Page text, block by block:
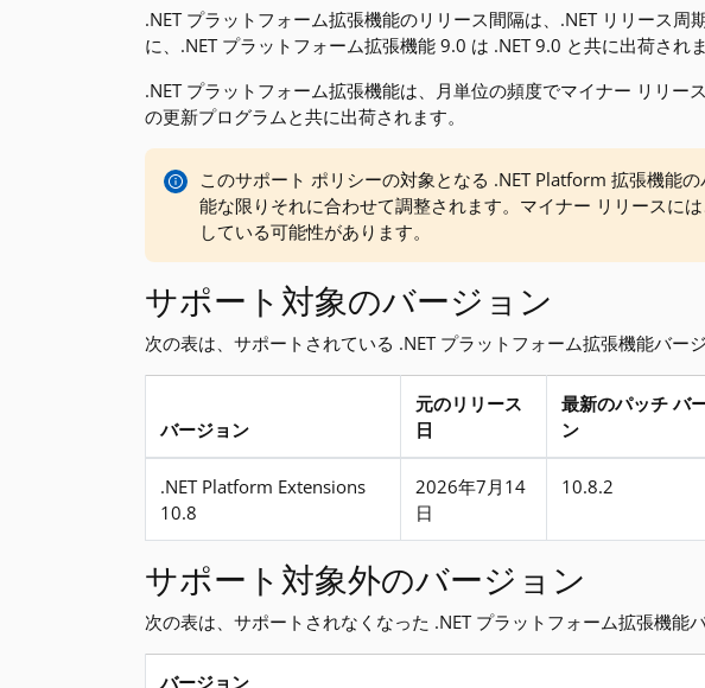
.NET プラットフォーム拡張機能のリリース間隔は、.NET リリース
に、.NET プラットフォーム拡張機能 9.0 は .NET 9.0 と共に出荷されま
.NET プラットフォーム拡張機能は、月単位の頻度でマイナー リリ
の更新プログラムと共に出荷されます。
このサポート ポリシーの対象となる .NET Platform 拡張機能の
能な限りそれに合わせて調整されます。マイナー リリースに
している可能性があります。
サポート対象のバージョン
次の表は、サポートされている .NET プラットフォーム拡張機能バー
バージョン
元のリリース
日
最新のパッチ バ
ン
.NET Platform Extensions
10.8
2026年7月14
日
10.8.2
サポート対象外のバージョン
次の表は、サポートされなくなった .NET プラットフォーム拡張機能
バージョン